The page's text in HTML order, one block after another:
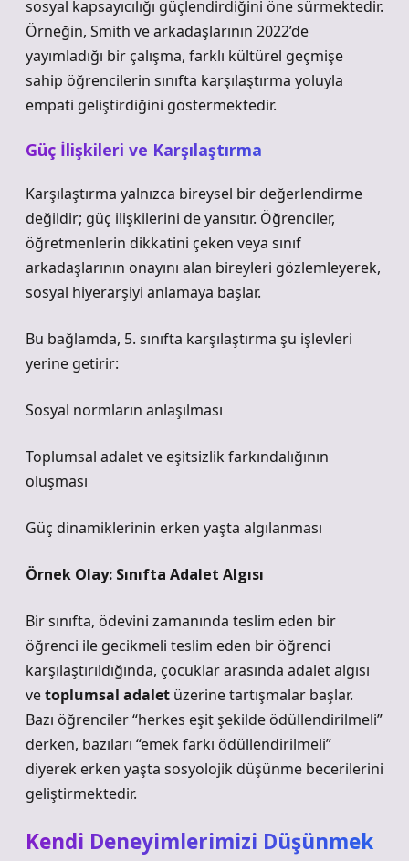
sosyal kapsayıcılığı güçlendirdiğini öne sürmektedir.
Örneğin, Smith ve arkadaşlarının 2022’de
yayımladığı bir çalışma, farklı kültürel geçmişe
sahip öğrencilerin sınıfta karşılaştırma yoluyla
empati geliştirdiğini göstermektedir.
Güç İlişkileri ve Karşılaştırma
Karşılaştırma yalnızca bireysel bir değerlendirme
değildir; güç ilişkilerini de yansıtır. Öğrenciler,
öğretmenlerin dikkatini çeken veya sınıf
arkadaşlarının onayını alan bireyleri gözlemleyerek,
sosyal hiyerarşiyi anlamaya başlar.
Bu bağlamda, 5. sınıfta karşılaştırma şu işlevleri
yerine getirir:
Sosyal normların anlaşılması
Toplumsal adalet ve eşitsizlik farkındalığının
oluşması
Güç dinamiklerinin erken yaşta algılanması
Örnek Olay: Sınıfta Adalet Algısı
Bir sınıfta, ödevini zamanında teslim eden bir
öğrenci ile gecikmeli teslim eden bir öğrenci
karşılaştırıldığında, çocuklar arasında adalet algısı
vetoplumsal adalet üzerine tartışmalar başlar.
Bazı öğrenciler “herkes eşit şekilde ödüllendirilmeli”
derken, bazıları “emek farkı ödüllendirilmeli”
diyerek erken yaşta sosyolojik düşünme becerilerini
geliştirmektedir.
Kendi Deneyimlerimizi Düşünmek